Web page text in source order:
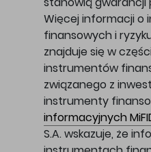
Więcej informacji o
finansowych i
znajduje się w
instrumentów
związanego z
instrumenty
informacyjnych
S.A. wskazuje, że